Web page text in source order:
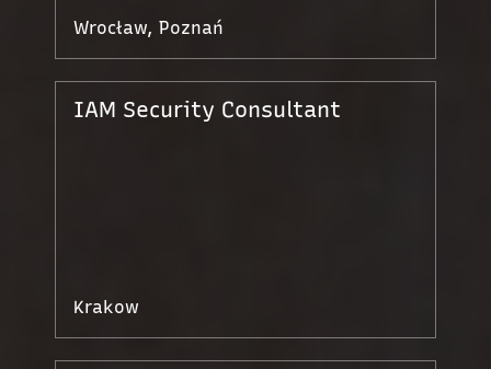
Wrocław, Poznań
IAM Security Consultant
Krakow